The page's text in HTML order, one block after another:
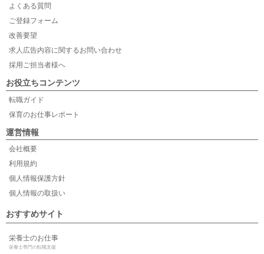
よくある質問
ご登録フォーム
改善要望
求人広告内容に関するお問い合わせ
採用ご担当者様へ
お役立ちコンテンツ
転職ガイド
保育のお仕事レポート
運営情報
会社概要
利用規約
個人情報保護方針
個人情報の取扱い
おすすめサイト
栄養士のお仕事
栄養士専門の転職支援